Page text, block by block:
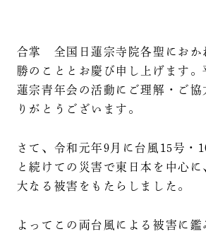
合掌 全国日蓮宗寺院各聖におか
勝のこととお慶び申し上げます。
蓮宗青年会の活動にご理解・ご協
りがとうございます。
さて、令和元年9月に台風15号・
と続けての災害で東日本を中心
大なる被害をもたらしました。
よってこの両台風による被害に鑑